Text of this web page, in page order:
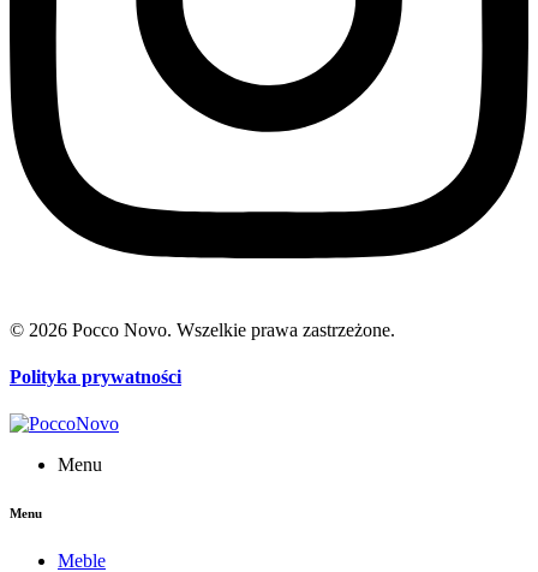
© 2026 Pocco Novo. Wszelkie prawa zastrzeżone.
Polityka prywatności
Menu
Menu
Meble